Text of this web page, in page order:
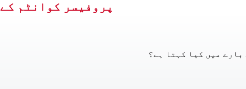
پروفیسر کوانٹم کے Q & اُلٹی سیدھی ترکیِب
بارے میں کیا کہتا ہے؟